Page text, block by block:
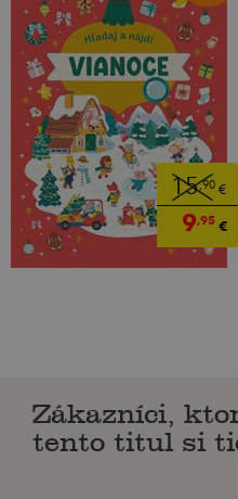
15,90€
9,95€
Zákazníci,
tento titul si